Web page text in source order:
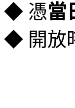
◆ 憑當
◆ 開放